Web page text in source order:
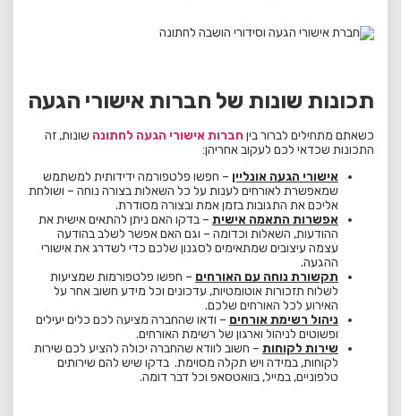
תכונות שונות של חברות אישורי הגעה
כשאתם מתחילים לברור בין חברות אישורי הגעה לחתונה שונות, זה
התכונות שכדאי לכם לעקוב אחריהן:
אישורי הגעה אונליין – חפשו פלטפורמה ידידותית למשתמש
שמאפשרת לאורחים לענות על כל השאלות בצורה נוחה – ושולחת
אליכם את התגובות בזמן אמת ובצורה מסודרת.
אפשרות התאמה אישית – בדקו האם ניתן להתאים אישית את
ההודעות, השאלות וכדומה – וגם האם אפשר לשלב בהודעה
עצמה עיצובים שמתאימים לסגנון שלכם כדי לשדרג את אישורי
ההגעה.
תקשורת נוחה עם האורחים – חפשו פלטפורמות שמציעות
לשלוח תזכורות אוטומטיות, עדכונים וכל מידע חשוב אחר על
האירוע לכל האורחים שלכם.
ניהול רשימת אורחים – ודאו שהחברה מציעה לכם כלים יעילים
ופשוטים לניהול וארגון של רשימת האורחים.
שירות לקוחות – חשוב לוודא שהחברה יכולה להציע לכם שירות
לקוחות, במידה ויש תקלה מסוימת. בדקו שיש להם שירותים
טלפוניים, במייל, בוואטסאפ וכל דבר דומה.